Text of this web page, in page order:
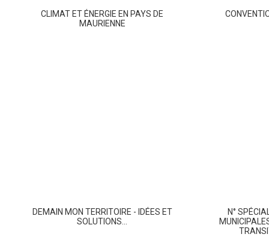
CLIMAT ET ÉNERGIE EN PAYS DE
MAURIENNE
DEMAIN MON TERRITOIRE - IDÉES ET
SOLUTIONS...
N°